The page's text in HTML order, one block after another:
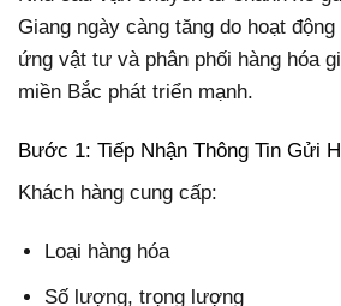
Giang ngày càng tăng do hoạt
ứng vật tư và phân phối hàng hóa
miền Bắc phát triển mạnh.
Bước 1: Tiếp Nhận Thông Tin Gửi
Khách hàng cung cấp:
Loại hàng hóa
Số lượng, trọng lượng